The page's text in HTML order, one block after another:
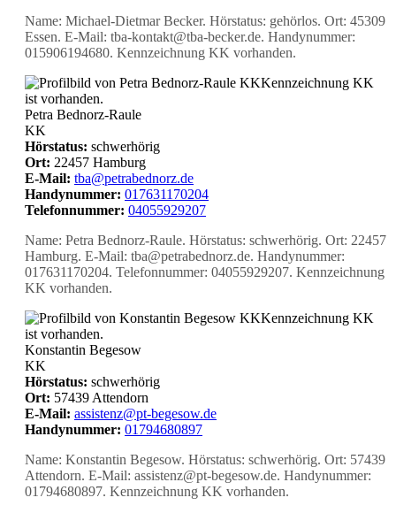
Name: Michael-Dietmar Becker. Hörstatus: gehörlos. Ort: 45309
Essen. E-Mail: tba-kontakt@tba-becker.de. Handynummer:
015906194680. Kennzeichnung KK vorhanden.
KKKennzeichnung KK
ist vorhanden.
Petra Bednorz-Raule
KK
Hörstatus: schwerhörig
Ort: 22457 Hamburg
E-Mail: tba@petrabednorz.de
Handynummer: 017631170204
Telefonnummer: 04055929207
Name: Petra Bednorz-Raule. Hörstatus: schwerhörig. Ort: 22457
Hamburg. E-Mail: tba@petrabednorz.de. Handynummer:
017631170204. Telefonnummer: 04055929207. Kennzeichnung
KK vorhanden.
KKKennzeichnung KK
ist vorhanden.
Konstantin Begesow
KK
Hörstatus: schwerhörig
Ort: 57439 Attendorn
E-Mail: assistenz@pt-begesow.de
Handynummer: 01794680897
Name: Konstantin Begesow. Hörstatus: schwerhörig. Ort: 57439
Attendorn. E-Mail: assistenz@pt-begesow.de. Handynummer:
01794680897. Kennzeichnung KK vorhanden.